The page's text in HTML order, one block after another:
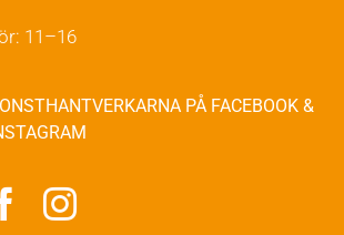
11–16
PÅ FACEBOOK &